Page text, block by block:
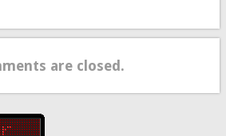
are closed.